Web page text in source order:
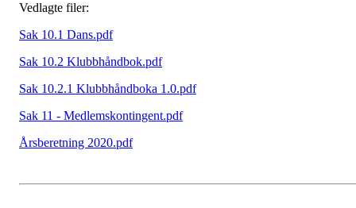
Vedlagte filer:
Sak 10.1 Dans.pdf
Sak 10.2 Klubbhåndbok.pdf
Sak 10.2.1 Klubbhåndboka 1.0.pdf
Sak 11 - Medlemskontingent.pdf
Årsberetning 2020.pdf